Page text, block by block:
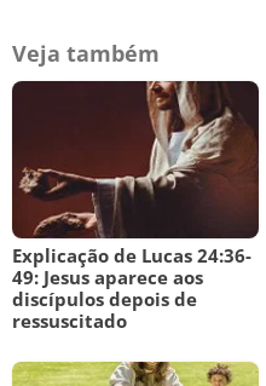
Veja também
Explicação de Lucas 24:36-
49: Jesus aparece aos
discípulos depois de
ressuscitado